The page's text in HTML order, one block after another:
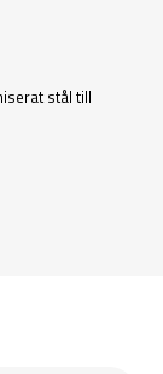
stål till